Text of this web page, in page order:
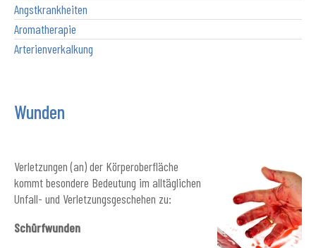
Angstkrankheiten
Aromatherapie
Arterienverkalkung
Wunden
Verletzungen (an) der Körperoberfläche
kommt besondere Bedeutung im alltäglichen
Unfall- und Verletzungsgeschehen zu:
Schürfwunden